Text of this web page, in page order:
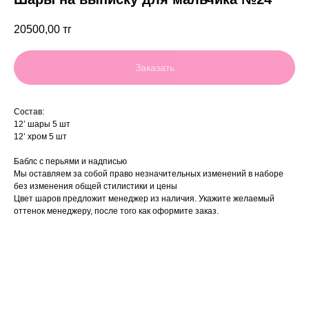
20500,00 тг
Заказать
Состав:
12’ шары 5 шт
12’ хром 5 шт
Баблс с перьями и надписью
Мы оставляем за собой право незначительных изменений в наборе
без изменения общей стилистики и цены
Цвет шаров предложит менеджер из наличия. Укажите желаемый
оттенок менеджеру, после того как оформите заказ.